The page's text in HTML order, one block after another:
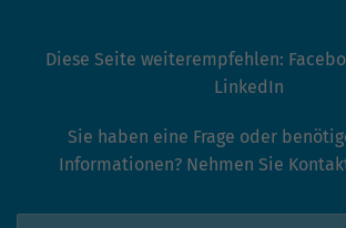
Diese Seite weiterempfehlen:
LinkedIn
Sie haben eine Frage oder
Informationen? Nehmen Sie